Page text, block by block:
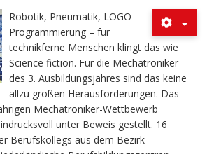
Robotik, Pneumatik, LOGO-
Programmierung – für
technikferne Menschen klingt das wie
Science fiction. Für die Mechatroniker
des 3. Ausbildungsjahres sind das keine
allzu großen Herausforderungen. Das
Mechatroniker-Wettbewerb
unter Beweis gestellt. 16
Berufskollegs aus dem Bezirk